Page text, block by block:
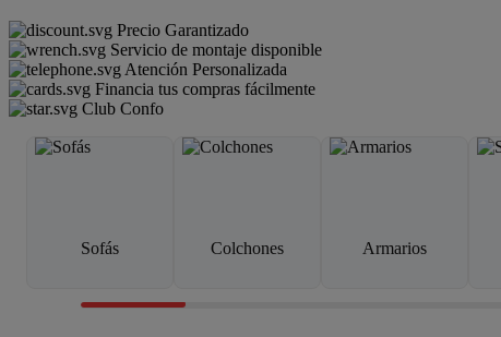
Precio Garantizado
Servicio de montaje disponible
Atención Personalizada
Financia tus compras fácilmente
Club Confo
Sofás Colchones Armarios